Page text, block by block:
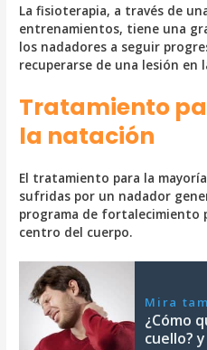
La fisioterapia, a través de
entrenamientos, tiene una
los nadadores a seguir
recuperarse de una lesión en
Tratamiento
la natación
El tratamiento para la
sufridas por un nadador
programa de fortalecimiento
centro del cuerpo.
Mira
¿Cómo
cuello?